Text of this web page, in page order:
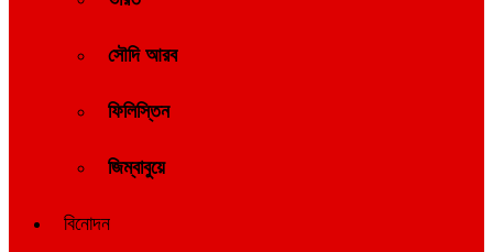
সৌদি আরব
ফিলিস্তিন
জিম্বাবুয়ে
বিনোদন